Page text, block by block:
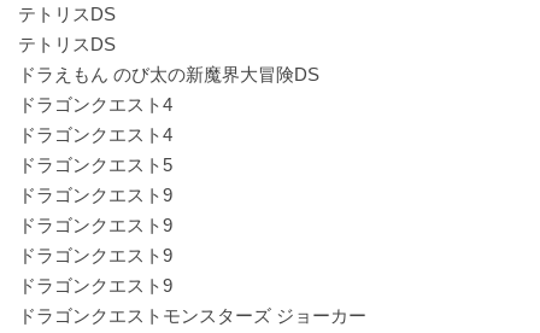
テトリスDS
テトリスDS
ドラえもん のび太の新魔界大冒険DS
ドラゴンクエスト4
ドラゴンクエスト4
ドラゴンクエスト5
ドラゴンクエスト9
ドラゴンクエスト9
ドラゴンクエスト9
ドラゴンクエスト9
ドラゴンクエストモンスターズ ジョーカー